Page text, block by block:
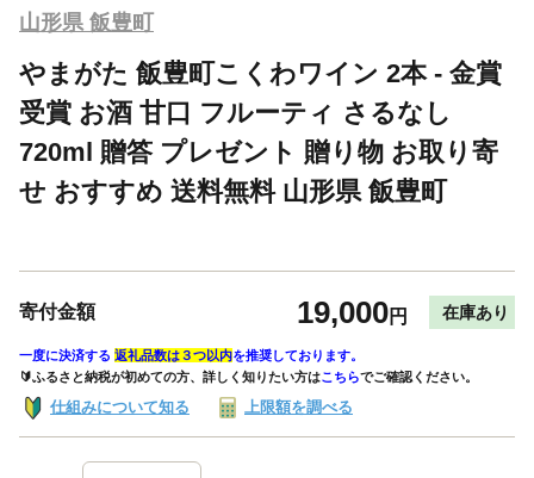
山形県 飯豊町
やまがた 飯豊町こくわワイン 2本 - 金賞
受賞 お酒 甘口 フルーティ さるなし
720ml 贈答 プレゼント 贈り物 お取り寄
せ おすすめ 送料無料 山形県 飯豊町
寄付金額 19,000円 在庫あり
一度に決済する 返礼品数は３つ以内を推奨しております。
🔰ふるさと納税が初めての方、詳しく知りたい方はこちらでご確認ください。
仕組みについて知る 上限額を調べる